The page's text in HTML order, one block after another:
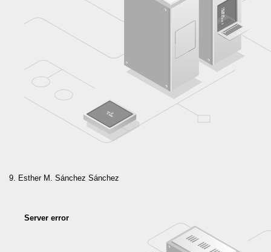
Esther M. Sánchez Sánchez
Server error